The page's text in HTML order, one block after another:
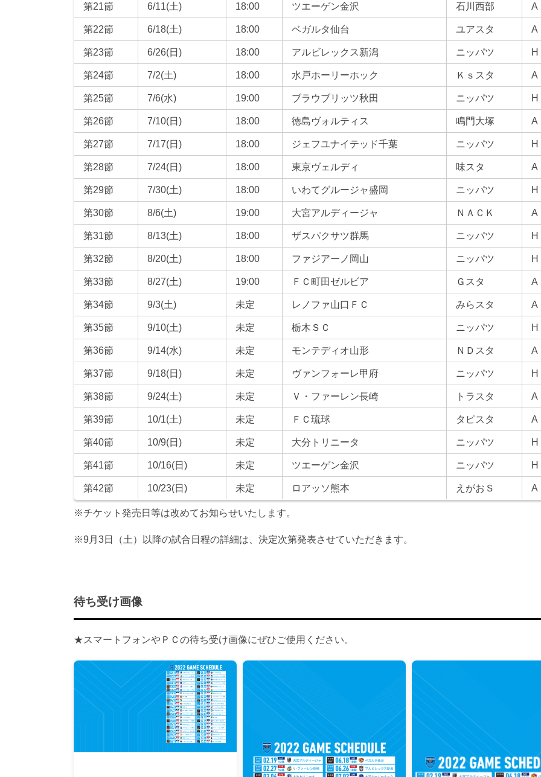
第21節 6/11(土) 18:00 ツエーゲン金沢 石川西部 A
第22節 6/18(土) 18:00 ベガルタ仙台 ユアスタ A
第23節 6/26(日) 18:00 アルビレックス新潟 ニッパツ H
第24節 7/2(土) 18:00 水戸ホーリーホック Ｋｓスタ A
第25節 7/6(水) 19:00 ブラウブリッツ秋田 ニッパツ H
第26節 7/10(日) 18:00 徳島ヴォルティス 鳴門大塚 A
第27節 7/17(日) 18:00 ジェフユナイテッド千葉 ニッパツ H
第28節 7/24(日) 18:00 東京ヴェルディ 味スタ A
第29節 7/30(土) 18:00 いわてグルージャ盛岡 ニッパツ H
第30節 8/6(土) 19:00 大宮アルディージャ ＮＡＣＫ A
第31節 8/13(土) 18:00 ザスパクサツ群馬 ニッパツ H
第32節 8/20(土) 18:00 ファジアーノ岡山 ニッパツ H
第33節 8/27(土) 19:00 ＦＣ町田ゼルビア Ｇスタ A
第34節 9/3(土) 未定 レノファ山口ＦＣ みらスタ A
第35節 9/10(土) 未定 栃木ＳＣ ニッパツ H
第36節 9/14(水) 未定 モンテディオ山形 ＮＤスタ A
第37節 9/18(日) 未定 ヴァンフォーレ甲府 ニッパツ H
第38節 9/24(土) 未定 Ｖ・ファーレン長崎 トラスタ A
第39節 10/1(土) 未定 ＦＣ琉球 タピスタ A
第40節 10/9(日) 未定 大分トリニータ ニッパツ H
第41節 10/16(日) 未定 ツエーゲン金沢 ニッパツ H
第42節 10/23(日) 未定 ロアッソ熊本 えがおＳ A
※チケット発売日等は改めてお知らせいたします。
※9月3日（土）以降の試合日程の詳細は、決定次第発表させていただきます。
待ち受け画像
★スマートフォンやＰＣの待ち受け画像にぜひご使用ください。